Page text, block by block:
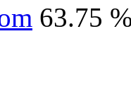
63.75